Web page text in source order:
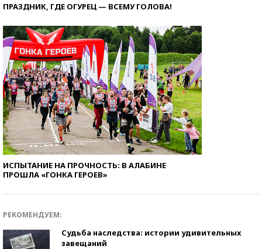
ПРАЗДНИК, ГДЕ ОГУРЕЦ — ВСЕМУ ГОЛОВА!
ИСПЫТАНИЕ НА ПРОЧНОСТЬ: В АЛАБИНЕ
ПРОШЛА «ГОНКА ГЕРОЕВ»
РЕКОМЕНДУЕМ:
Судьба наследства: истории удивительных
завещаний